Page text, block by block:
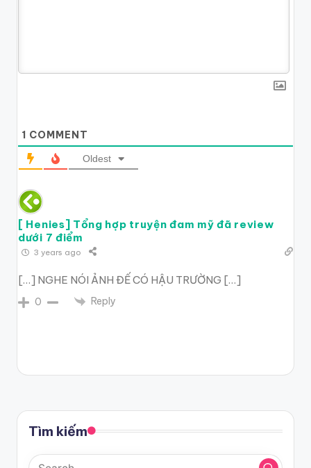
1 COMMENT
Oldest
[ Henies] Tổng hợp truyện đam mỹ đã review
dưới 7 điểm
3 years ago
[…] NGHE NÓI ẢNH ĐẾ CÓ HẬU TRƯỜNG […]
0 Reply
Tìm kiếm